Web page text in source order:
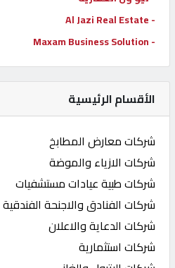
كيو
كارز
كيو
ماركت
الدليل
القطري
POWERED
QHOST
- Al Jazi Real Estate
- Maxam Business Solution
الأقسام الرئيسية
شركات معارض المطابخ
شركات الازياء والموضة
شركات طبية عيادات مستشفيات
شركات الفنادق والاجنحة الفندقية
شركات الدعاية والاعلان
شركات استثمارية